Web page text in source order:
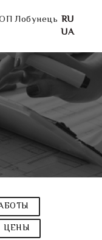
Лобунець RU
UA
ЦЕНЫ